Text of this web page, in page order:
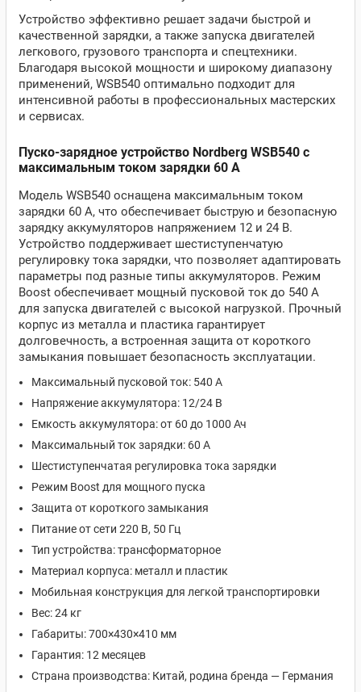
Устройство эффективно решает задачи быстрой и
качественной зарядки, а также запуска двигателей
легкового, грузового транспорта и спецтехники.
Благодаря высокой мощности и широкому диапазону
применений, WSB540 оптимально подходит для
интенсивной работы в профессиональных мастерских
и сервисах.
Пуско-зарядное устройство Nordberg WSB540 с
максимальным током зарядки 60 А
Модель WSB540 оснащена максимальным током
зарядки 60 А, что обеспечивает быструю и безопасную
зарядку аккумуляторов напряжением 12 и 24 В.
Устройство поддерживает шестиступенчатую
регулировку тока зарядки, что позволяет адаптировать
параметры под разные типы аккумуляторов. Режим
Boost обеспечивает мощный пусковой ток до 540 А
для запуска двигателей с высокой нагрузкой. Прочный
корпус из металла и пластика гарантирует
долговечность, а встроенная защита от короткого
замыкания повышает безопасность эксплуатации.
Максимальный пусковой ток: 540 А
Напряжение аккумулятора: 12/24 В
Емкость аккумулятора: от 60 до 1000 Ач
Максимальный ток зарядки: 60 А
Шестиступенчатая регулировка тока зарядки
Режим Boost для мощного пуска
Защита от короткого замыкания
Питание от сети 220 В, 50 Гц
Тип устройства: трансформаторное
Материал корпуса: металл и пластик
Мобильная конструкция для легкой транспортировки
Вес: 24 кг
Габариты: 700×430×410 мм
Гарантия: 12 месяцев
Страна производства: Китай, родина бренда — Германия